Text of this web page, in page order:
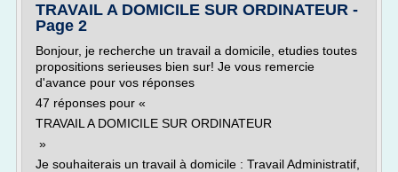
TRAVAIL A DOMICILE SUR ORDINATEUR -
Page 2
Bonjour, je recherche un travail a domicile, etudies toutes
propositions serieuses bien sur! Je vous remercie
d'avance pour vos réponses
47 réponses pour «
TRAVAIL A DOMICILE SUR ORDINATEUR
»
Je souhaiterais un travail à domicile : Travail Administratif,